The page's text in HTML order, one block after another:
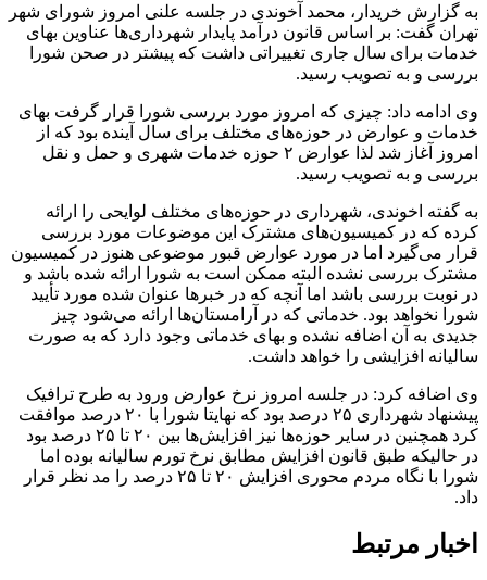
به گزارش خریدار، محمد آخوندی در جلسه علنی امروز شورای شهر
تهران گفت: بر اساس قانون درآمد پایدار شهرداری‌ها عناوین بهای
خدمات برای سال جاری تغییراتی داشت که پیشتر در صحن شورا
بررسی و به تصویب رسید.
وی ادامه داد: چیزی که امروز مورد بررسی شورا قرار گرفت بهای
خدمات و عوارض در حوزه‌های مختلف برای سال آینده بود که از
امروز آغاز شد لذا عوارض ۲ حوزه خدمات شهری و حمل و نقل
بررسی و به تصویب رسید.
به گفته اخوندی، شهرداری در حوزه‌های مختلف لوایحی را ارائه
کرده که در کمیسیون‌های مشترک این موضوعات مورد بررسی
قرار می‌گیرد اما در مورد عوارض قبور موضوعی هنوز در کمیسیون
مشترک بررسی نشده البته ممکن است به شورا ارائه شده باشد و
در نوبت بررسی باشد اما آنچه که در خبرها عنوان شده مورد تأیید
شورا نخواهد بود. خدماتی که در آرامستان‌ها ارائه می‌شود چیز
جدیدی به آن اضافه نشده و بهای خدماتی وجود دارد که به صورت
سالیانه افزایشی را خواهد داشت.
وی اضافه کرد: در جلسه امروز نرخ عوارض ورود به طرح ترافیک
پیشنهاد شهرداری ۲۵ درصد بود که نهایتا شورا با ۲۰ درصد موافقت
کرد همچنین در سایر حوزه‌ها نیز افزایش‌ها بین ۲۰ تا ۲۵ درصد بود
در حالیکه طبق قانون افزایش مطابق نرخ تورم سالیانه بوده اما
شورا با نگاه مردم محوری افزایش ۲۰ تا ۲۵ درصد را مد نظر قرار
داد.
اخبار مرتبط